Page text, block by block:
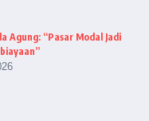
Agung: “Pasar Modal Jadi